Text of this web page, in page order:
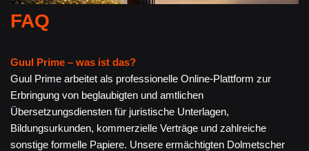
FAQ
Guul Prime – was ist das?
Guul Prime arbeitet als professionelle Online-Plattform zur
Erbringung von beglaubigten und amtlichen
Übersetzungsdiensten für juristische Unterlagen,
Bildungsurkunden, kommerzielle Verträge und zahlreiche
sonstige formelle Papiere. Unsere ermächtigten Dolmetscher